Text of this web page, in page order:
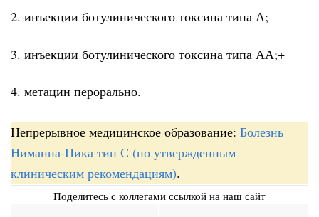
2. инъекции ботулинического токсина типа А;
3. инъекции ботулинического токсина типа АА;+
4. метацин перорально.
Непрерывное медицинское образование: Болезнь
Ниманна-Пика тип С (по утвержденным
клиническим рекомендациям).
Поделитесь с коллегами ссылкой на наш сайт